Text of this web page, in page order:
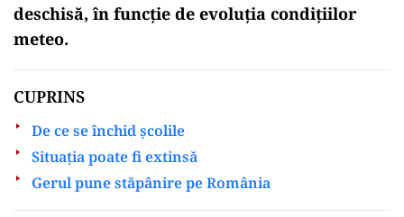
deschisă, în funcție de evoluția condițiilor
meteo.
CUPRINS
De ce se închid școlile
Situația poate fi extinsă
Gerul pune stăpânire pe România